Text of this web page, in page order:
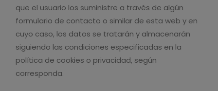
que el usuario los suministre a través de algún
formulario de contacto o similar de esta web y en
cuyo caso, los datos se tratarán y almacenarán
siguiendo las condiciones especificadas en la
política de cookies o privacidad, según
corresponda.